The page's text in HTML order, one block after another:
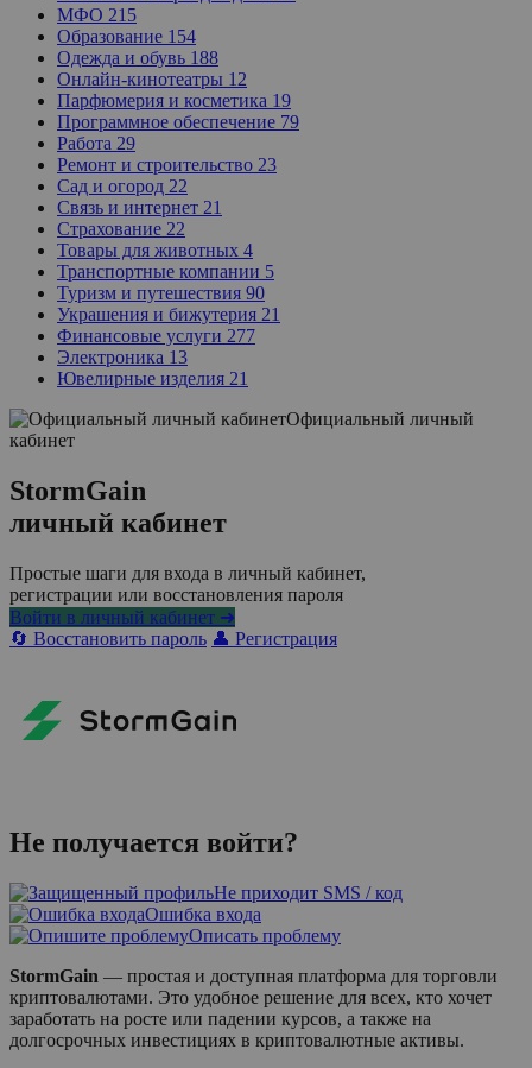
МФО 215
Образование 154
Одежда и обувь 188
Онлайн-кинотеатры 12
Парфюмерия и косметика 19
Программное обеспечение 79
Работа 29
Ремонт и строительство 23
Сад и огород 22
Связь и интернет 21
Страхование 22
Товары для животных 4
Транспортные компании 5
Туризм и путешествия 90
Украшения и бижутерия 21
Финансовые услуги 277
Электроника 13
Ювелирные изделия 21
Официальный личный
кабинет
StormGain
личный кабинет
Простые шаги для входа в личный кабинет,
регистрации или восстановления пароля
Войти в личный кабинет ➜
🔄 Восстановить пароль 👤 Регистрация
Не получается войти?
Не приходит SMS / код
Ошибка входа
Описать проблему
StormGain — простая и доступная платформа для торговли
криптовалютами. Это удобное решение для всех, кто хочет
заработать на росте или падении курсов, а также на
долгосрочных инвестициях в криптовалютные активы.